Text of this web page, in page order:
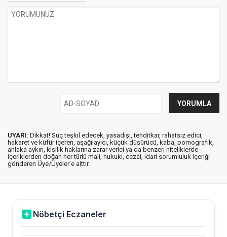
UYARI: Dikkat! Suç teşkil edecek, yasadışı, tehditkar, rahatsız edici,
hakaret ve küfür içeren, aşağılayıcı, küçük düşürücü, kaba, pornografik,
ahlaka aykırı, kişilik haklarına zarar verici ya da benzeri niteliklerde
içeriklerden doğan her türlü mali, hukuki, cezai, idari sorumluluk içeriği
gönderen Üye/Üyeler’e aittir.